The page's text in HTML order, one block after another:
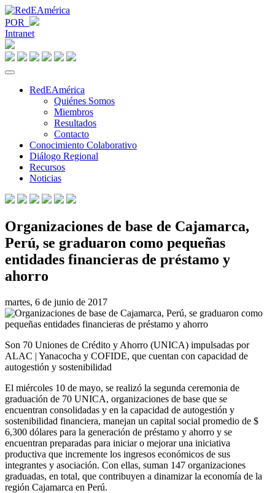
POR
Intranet
RedEAmérica
Quiénes Somos
Miembros
Resultados
Contacto
Conocimiento Colaborativo
Diálogo Regional
Recursos
Noticias
Organizaciones de base de Cajamarca,
Perú, se graduaron como pequeñas
entidades financieras de préstamo y
ahorro
martes, 6 de junio de 2017
Son 70 Uniones de Crédito y Ahorro (UNICA) impulsadas por
ALAC | Yanacocha y COFIDE, que cuentan con capacidad de
autogestión y sostenibilidad
El miércoles 10 de mayo, se realizó la segunda ceremonia de
graduación de 70 UNICA, organizaciones de base que se
encuentran consolidadas y en la capacidad de autogestión y
sostenibilidad financiera, manejan un capital social promedio de $
6,300 dólares para la generación de préstamo y ahorro y se
encuentran preparadas para iniciar o mejorar una iniciativa
productiva que incremente los ingresos económicos de sus
integrantes y asociación. Con ellas, suman 147 organizaciones
graduadas, en total, que contribuyen a dinamizar la economía de la
región Cajamarca en Perú.